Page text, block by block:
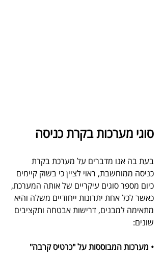
סוגי מערכות בקרת כניסה
בעת בה אנו מדברים על מערכת בקרת
כניסה ממוחשבת, ראוי לציין כי בשוק קיימים
כיום מספר סוגים עיקריים של אותה המערכת,
כאשר לכל אחת יתרונות ייחודיים משלה והיא
מתאימה למבנים, דרישות אבטחה ותקציבים
שונים:
• מערכות המבוססות על "כרטיס קרבה"